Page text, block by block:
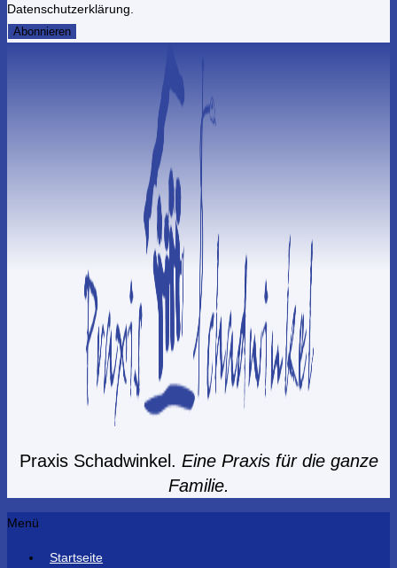
Datenschutzerklärung.
Praxis Schadwinkel. Eine Praxis für die ganze
Familie.
Menü
Startseite